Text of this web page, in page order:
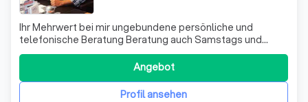
Ihr Mehrwert bei mir ungebundene persönliche und
telefonische Beratung Beratung auch Samstags und
Mittwochnachmittags Erreichbarkeit auch nach 19:00 Uhr
Vergleich von regionalen und Direktbanken Einbindung von
öffentlichen Geldern individuelle Finanzierungskonzepte
Finanzierungslösungen auch ohne E
Profil ansehen
Angebot